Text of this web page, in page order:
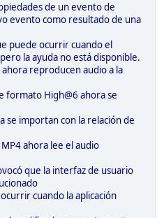
de un evento de
evento como resultado de una
puede ocurrir cuando el
la ayuda no está disponible.
reproducen audio a la
formato High@6 ahora se
se importan con la relación de
ahora lee el audio
que la interfaz de usuario
cuando la aplicación